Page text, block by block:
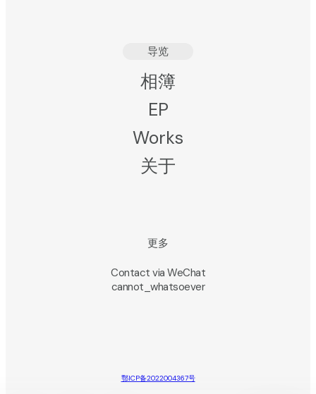
导览
相簿
EP
Works
关于
更多
Contact via WeChat
cannot_whatsoever
鄂ICP备2022004367号